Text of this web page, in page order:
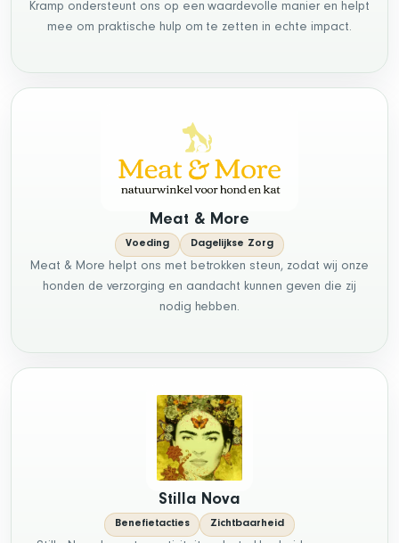
Kramp ondersteunt ons op een waardevolle manier en helpt
mee om praktische hulp om te zetten in echte impact.
Meat & More
Voeding Dagelijkse Zorg
Meat & More helpt ons met betrokken steun, zodat wij onze
honden de verzorging en aandacht kunnen geven die zij
nodig hebben.
Stilla Nova
Benefietacties Zichtbaarheid